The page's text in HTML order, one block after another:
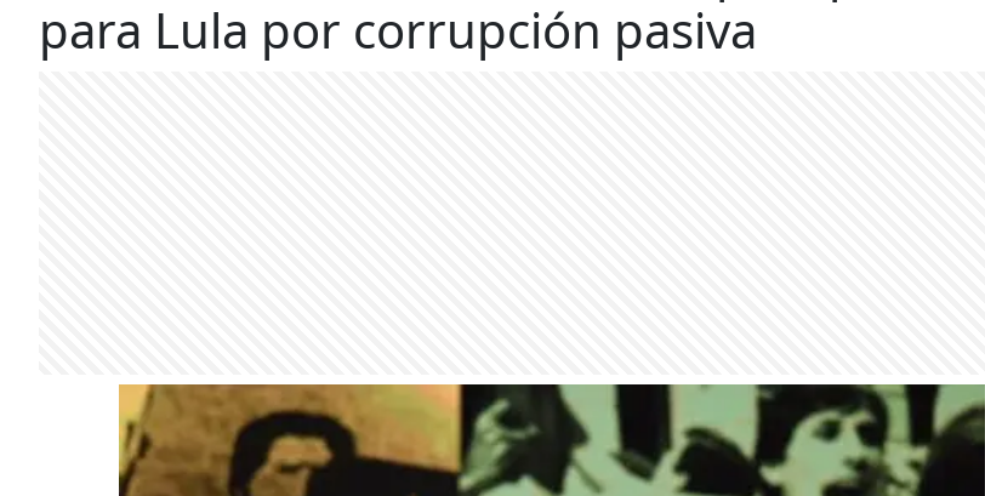
para Lula por corrupción pasiva